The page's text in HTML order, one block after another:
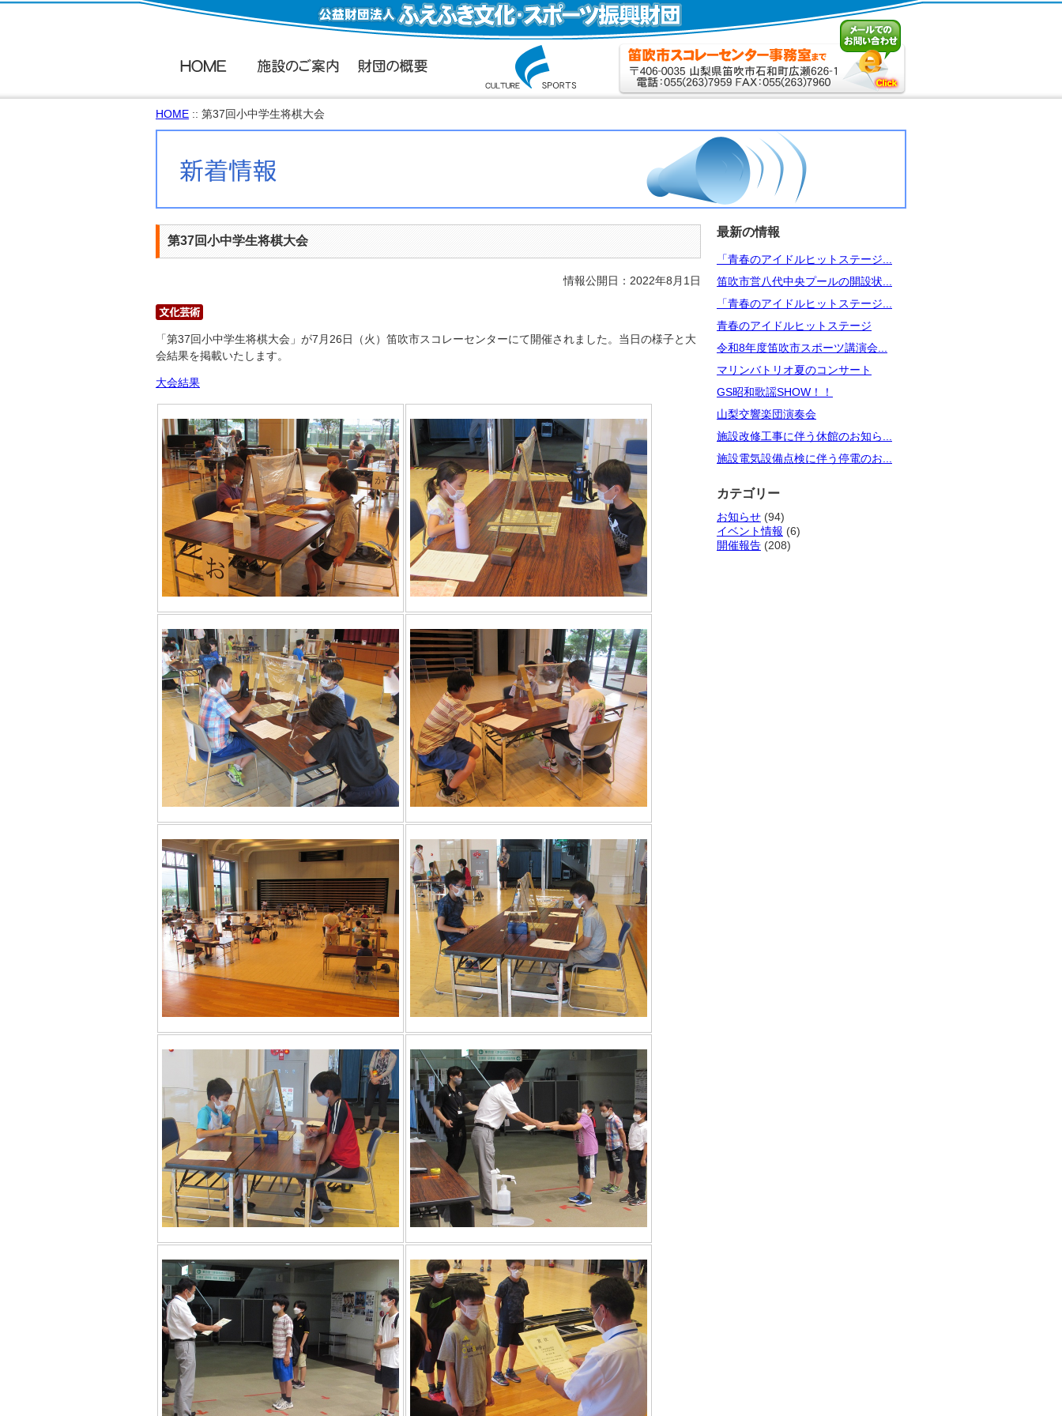
HOME :: 第37回小中学生将棋大会
第37回小中学生将棋大会
情報公開日：2022年8月1日
「第37回小中学生将棋大会」が7月26日（火）笛吹市スコレーセンターにて開催されました。当日の様子と大
会結果を掲載いたします。
大会結果
最新の情報
「青春のアイドルヒットステージ...
笛吹市営八代中央プールの開設状...
「青春のアイドルヒットステージ...
青春のアイドルヒットステージ
令和8年度笛吹市スポーツ講演会...
マリンバトリオ夏のコンサート
GS昭和歌謡SHOW！！
山梨交響楽団演奏会
施設改修工事に伴う休館のお知ら...
施設電気設備点検に伴う停電のお...
カテゴリー
お知らせ (94)
イベント情報 (6)
開催報告 (208)